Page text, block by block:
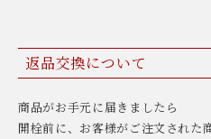
返品交換について
商品がお手元に届きましたら
開栓前に、お客様がご注文された